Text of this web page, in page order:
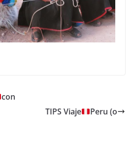
con
TIPS Viaje
Peru (o